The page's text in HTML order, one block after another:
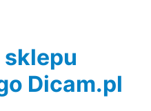
Dicam.pl